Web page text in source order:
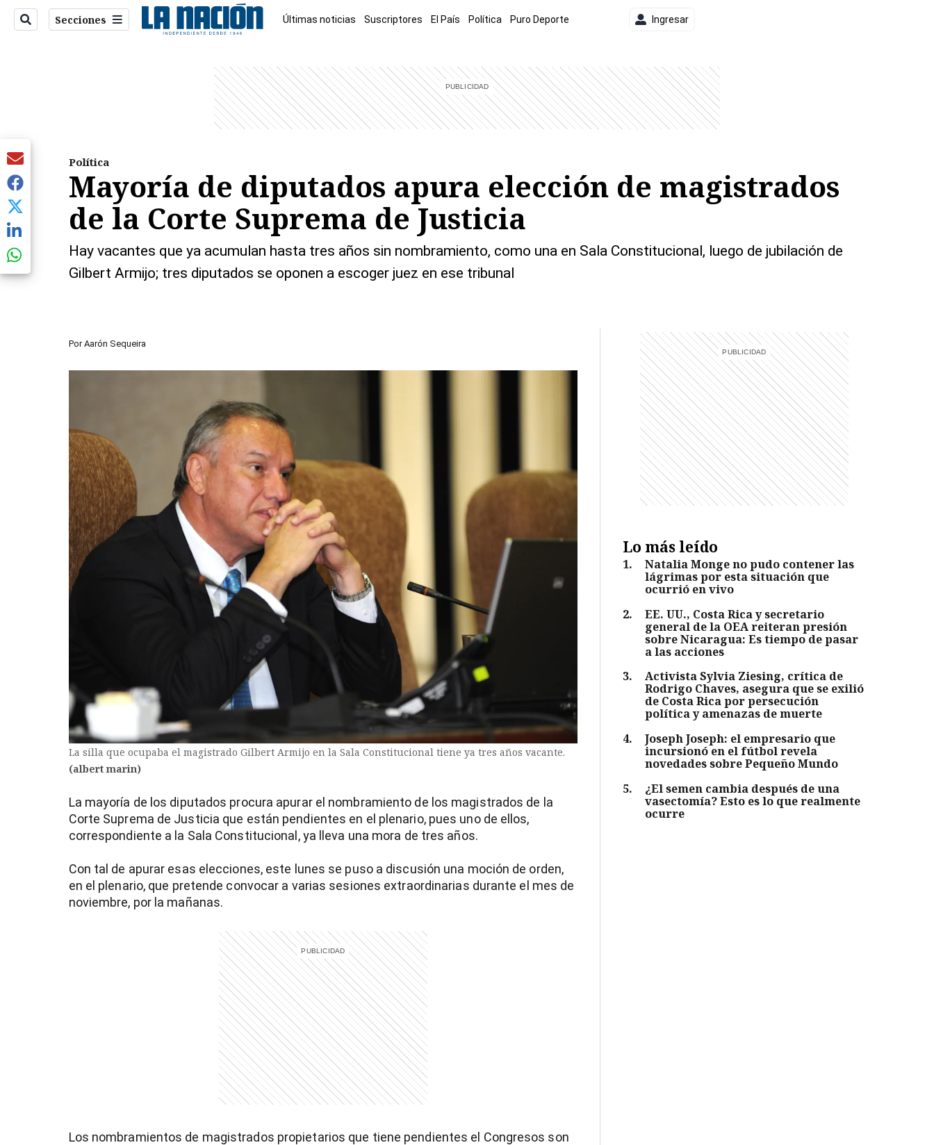
Secciones Últimas noticias Suscriptores El País Política Puro Deporte Ingresar
Política
Mayoría de diputados apura elección de magistrados
de la Corte Suprema de Justicia
Hay vacantes que ya acumulan hasta tres años sin nombramiento, como una en Sala Constitucional, luego de jubilación de
Gilbert Armijo; tres diputados se oponen a escoger juez en ese tribunal
Por Aarón Sequeira
La silla que ocupaba el magistrado Gilbert Armijo en la Sala Constitucional tiene ya tres años vacante.
(albert marin)
La mayoría de los diputados procura apurar el nombramiento de los magistrados de la
Corte Suprema de Justicia que están pendientes en el plenario, pues uno de ellos,
correspondiente a la Sala Constitucional, ya lleva una mora de tres años.
Con tal de apurar esas elecciones, este lunes se puso a discusión una moción de orden,
en el plenario, que pretende convocar a varias sesiones extraordinarias durante el mes de
noviembre, por la mañanas.
Los nombramientos de magistrados propietarios que tiene pendientes el Congresos son
Lo más leído
1.
Natalia Monge no pudo contener las
lágrimas por esta situación que
ocurrió en vivo
2.
EE. UU., Costa Rica y secretario
general de la OEA reiteran presión
sobre Nicaragua: Es tiempo de pasar
a las acciones
3.
Activista Sylvia Ziesing, crítica de
Rodrigo Chaves, asegura que se exilió
de Costa Rica por persecución
política y amenazas de muerte
4.
Joseph Joseph: el empresario que
incursionó en el fútbol revela
novedades sobre Pequeño Mundo
5.
¿El semen cambia después de una
vasectomía? Esto es lo que realmente
ocurre